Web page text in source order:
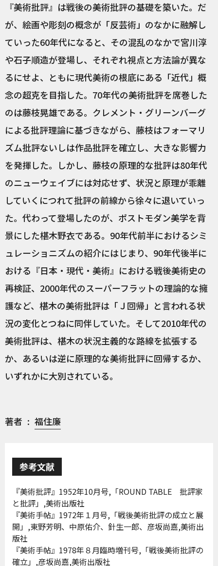
『美術批評』は戦後の美術批評の基礎を築いた。だ
が、絵画や彫刻の概念が「反芸術」のなかに融解し
ていった60年代になると、その混乱のなかで宮川淳
や石子順造が登場し、それぞれ視点と方法論が異な
るにせよ、ともに現代美術の根底にある「近代」概
念の超克を目指した。70年代の美術批評を席巻した
のは藤枝晃雄である。クレメント・グリーンバーグ
による批評理論に基づきながら、藤枝はフォーマリ
ズム批評ないしは作品批評を確立し、大きな影響力
を発揮した。しかし、藤枝の原理的な批評は80年代
のニューウェイブには対応せず、状況と原理が乖離
していくにつれて批評の前線から徐々に退いていっ
た。代わって登場したのが、ポストモダン美学を背
景にした椹木野衣である。90年代前半におけるシミ
ュレーショニズムの紹介にはじまり、90年代後半に
おける『日本・現代・美術』における戦後美術史の
再検証、2000年代のスーパーフラットの理論的な擁
護など、椹木の美術批評は「Ｊ回帰」と言われる状
況の変化とつねに同伴していた。そして2010年代の
美術批評は、椹木の状況主義的な路線を拡張する
か、あるいは逆に原理的な美術批評に回帰するか、
いずれかに大別されている。
著者 福住廉
参考文献
『美術批評』1952年10月号,「ROUND TABLE 批評家
と批評」,美術出版社
『美術手帖』1972年１月号,「戦後美術批評の成立と展
開」,東野芳明、中原佑介、針生一郎、彦坂尚嘉,美術出
版社
『美術手帖』1978年８月臨時増刊号,「戦後美術批評の
確立」,彦坂尚嘉,美術出版社